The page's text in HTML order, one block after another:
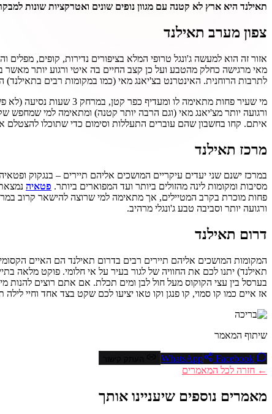
תאילנד היא ארץ לא קטנה עם מגוון נופים שונים ואטרקציות שונות
צפון מערב תאילנד
אזור זה הוא למעשה ג'ונגל טרופי המלא בציפורים נדירות, קופים,
מאי מרגישה כחלק מהטבע ועל כן קצב החיים בה איטי ורגוע יותר מאשר
לתרבות הרוחנית. האינטרנט בצ'יאנג מאי (כמו במקומות רבים בתאילנד)
מי שעיר פחות מתאימה
ורגועה יותר מצ'יאנג מאי (וגם הרבה יותר קטנה) ומתאימה למי שמחפש
איתם. קחו בחשבון שהם עוברים התעללות וסימום כדי שתוכלו להצטלם
מרכז תאילנד
במרכז ישנם שני יעדים עיקריים המושכים אליהם תיירים – בנגקוק
מסיבות ומקומות לינה מהזולים ביותר ועד המפוארים ביותר. פטאיה
פחות מוכרת בקרב המטיילים, אך מתאימה למי שרוצה להישאר קרוב
ורגועה יותר וסביבה טבע ג'ונגלי מרהיב.
דרום תאילנד
תאילנד) יתנו לכם את החוויה של לגור בעיר על אי חלומי. פוקט מלאה
בערסל בין עצי הקוקוס מעל חול לבן ומים תכלת. אם אתם רוצים להנות
אז איים כמו קו סמוי, קו פנגן וקו טאו יציעו לכם שקט בצד אחד וחיי
שיתוף המאמר
Facebook
← חזרה לכל המאמרים
מאמרים נוספים שיעניינו אותך